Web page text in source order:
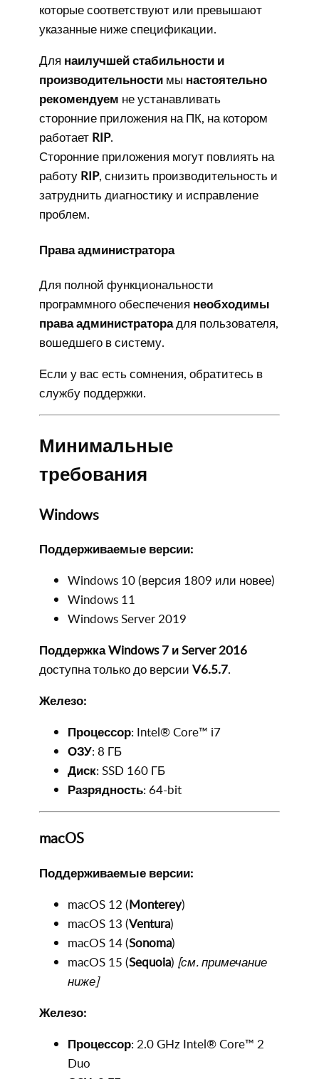
которые соответствуют или превышают
указанные ниже спецификации.
Для наилучшей стабильности и
производительности мы настоятельно
рекомендуем не устанавливать
сторонние приложения на ПК, на котором
работает RIP.
Сторонние приложения могут повлиять на
работу RIP, снизить производительность и
затруднить диагностику и исправление
проблем.
Права администратора
Для полной функциональности
программного обеспечения необходимы
права администраторадля пользователя,
вошедшего в систему.
Если у вас есть сомнения, обратитесь в
службу поддержки.
Минимальные
требования
Windows
Поддерживаемые версии:
Windows 10 (версия 1809 или новее)
Windows 11
Windows Server 2019
Поддержка Windows 7 и Server 2016
доступна только до версии V6.5.7.
Железо:
Процессор: Intel® Core™ i7
ОЗУ: 8 ГБ
Диск: SSD 160 ГБ
Разрядность: 64-bit
macOS
Поддерживаемые версии:
macOS 12 (Monterey)
macOS 13 (Ventura)
macOS 14 (Sonoma)
macOS 15 (Sequoia) [см. примечание
ниже]
Железо:
Процессор: 2.0 GHz Intel® Core™ 2
Duo